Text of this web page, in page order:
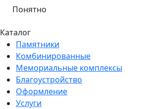
Понятно
Каталог
Памятники
Комбинированные
Мемориальные комплексы
Благоустройство
Оформление
Услуги